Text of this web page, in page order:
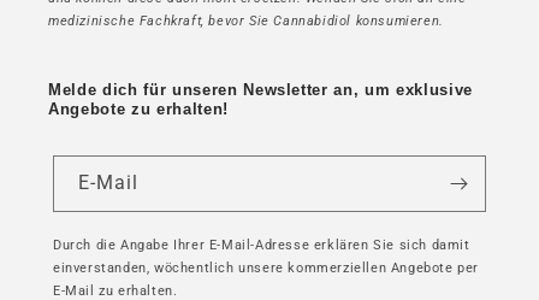
medizinische Fachkraft, bevor Sie Cannabidiol konsumieren.
Melde dich für unseren Newsletter an, um exklusive
Angebote zu erhalten!
E-Mail
Durch die Angabe Ihrer E-Mail-Adresse erklären Sie sich damit
einverstanden, wöchentlich unsere kommerziellen Angebote per
E-Mail zu erhalten.